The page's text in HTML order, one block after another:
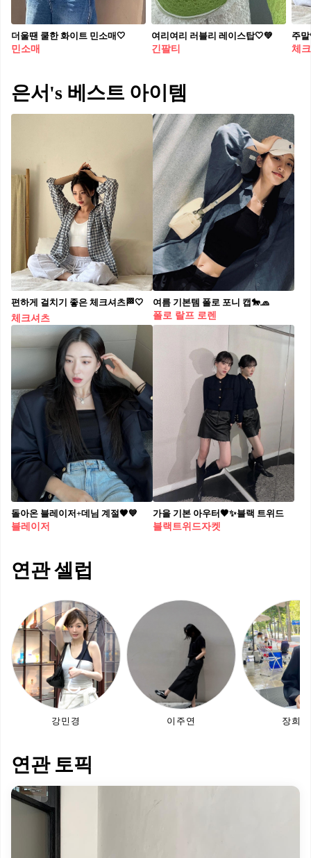
더울땐 쿨한 화이트 민소매🤍
민소매
여리여리 러블리 레이스탑🤍💚
긴팔티
주
체
은서's 베스트 아이템
편하게 걸치기 좋은 체크셔츠🏁🤍
체크셔츠
여름 기본템 폴로 포니 캡🐎🧢​
폴로 랄프 로렌
돌아온 블레이저+데님 계절🖤💙
블레이저
가을 기본 아우터🖤✨블랙 트위드
블랙트위드자켓
연관 셀럽
강민경 이주연 장희령
연관 토픽